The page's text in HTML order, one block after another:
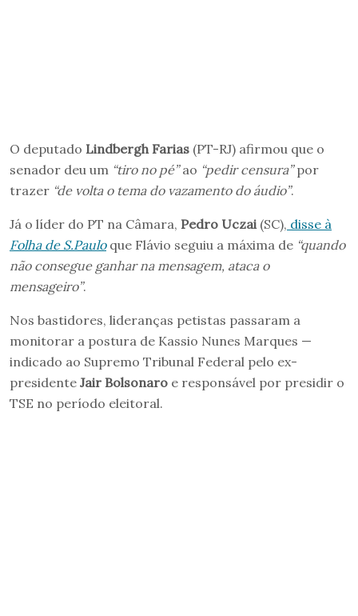
O deputado Lindbergh Farias (PT-RJ) afirmou que o
senador deu um “tiro no pé”ao “pedir censura”por
trazer “de volta o tema do vazamento do áudio”.
Já o líder do PT na Câmara, Pedro Uczai (SC), disse à
Folha de S.Pauloque Flávio seguiu a máxima de “quando
não consegue ganhar na mensagem, ataca o
mensageiro”.
Nos bastidores, lideranças petistas passaram a
monitorar a postura de Kassio Nunes Marques —
indicado ao Supremo Tribunal Federal pelo ex-
presidente Jair Bolsonaro e responsável por presidir o
TSE no período eleitoral.